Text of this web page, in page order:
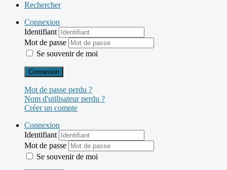
Rechercher
Connexion
Identifiant
Mot de passe
Se souvenir de moi
Connexion
Mot de passe perdu ?
Nom d'utilisateur perdu ?
Créer un compte
Connexion
Identifiant
Mot de passe
Se souvenir de moi